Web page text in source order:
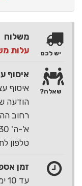
משלוח
עלות משלוח
איסוף
איסוף
הודעה
רחוב ההגנה 40
א'-ה' 17:30 - 8:30
טלפון
זמן
עד 10 ימי עסקים (במשלוח או באיסוף עצמי)
יש לכם
שאלה?